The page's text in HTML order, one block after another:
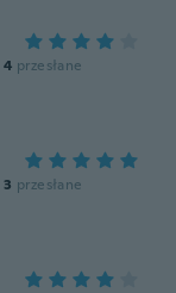
4 przesłane
3 przesłane